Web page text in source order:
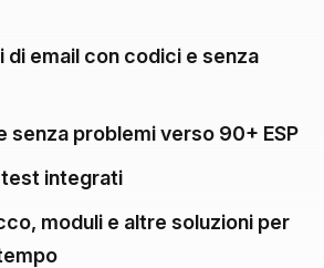
di email con codici e senza
senza problemi verso 90+ ESP
integrati
moduli e altre soluzioni per